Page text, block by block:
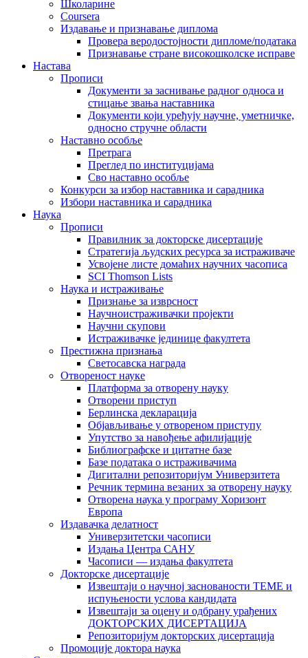
Школарине
Coursera
Издавање и признавање диплома
Провера веродостојности дипломе/података
Признавање стране високошколске исправе
Настава
Прописи
Документи за заснивање радног односа и
стицање звања наставника
Документи који уређују научне, уметничке,
односно стручне области
Наставно особље
Претрага
Преглед по институцијама
Сво наставно особље
Конкурси за избор наставника и сарадника
Избори наставника и сарадника
Наука
Прописи
Правилник за докторске дисертације
Стратегија људских ресурса за истраживаче
Усвојене листе домаћих научних часописа
SCI Thomson Lists
Наука и истраживање
Признање за изврсност
Научноистраживачки пројекти
Научни скупови
Истраживачке јединице факултета
Престижна признања
Светосавска награда
Отвореност науке
Платформа за отворену науку
Отворени приступ
Берлинска декларација
Објављивање у отвореном приступу
Упутство за навођење афилијације
Библиографске и цитатне базе
Базе података о истраживачима
Дигитални репозиторијум Универзитета
Рeчник термина везаних за отворену науку
Отворена наука у програму Хоризонт
Европа
Издавачка делатност
Универзитетски часописи
Издања Центра САНУ
Часописи — издања факултета
Докторске дисертације
Извештаји о научној заснованости ТЕМЕ и
испуњености услова кандидата
Извештаји за оцену и одбрану урађених
ДОКТОРСКИХ ДИСЕРТАЦИЈА
Репозиторијум докторских дисертација
Промоције доктора наука